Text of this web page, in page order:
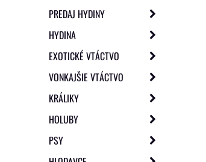
PREDAJ HYDINY
HYDINA
EXOTICKÉ VTÁCTVO
VONKAJŠIE VTÁCTVO
KRÁLIKY
HOLUBY
PSY